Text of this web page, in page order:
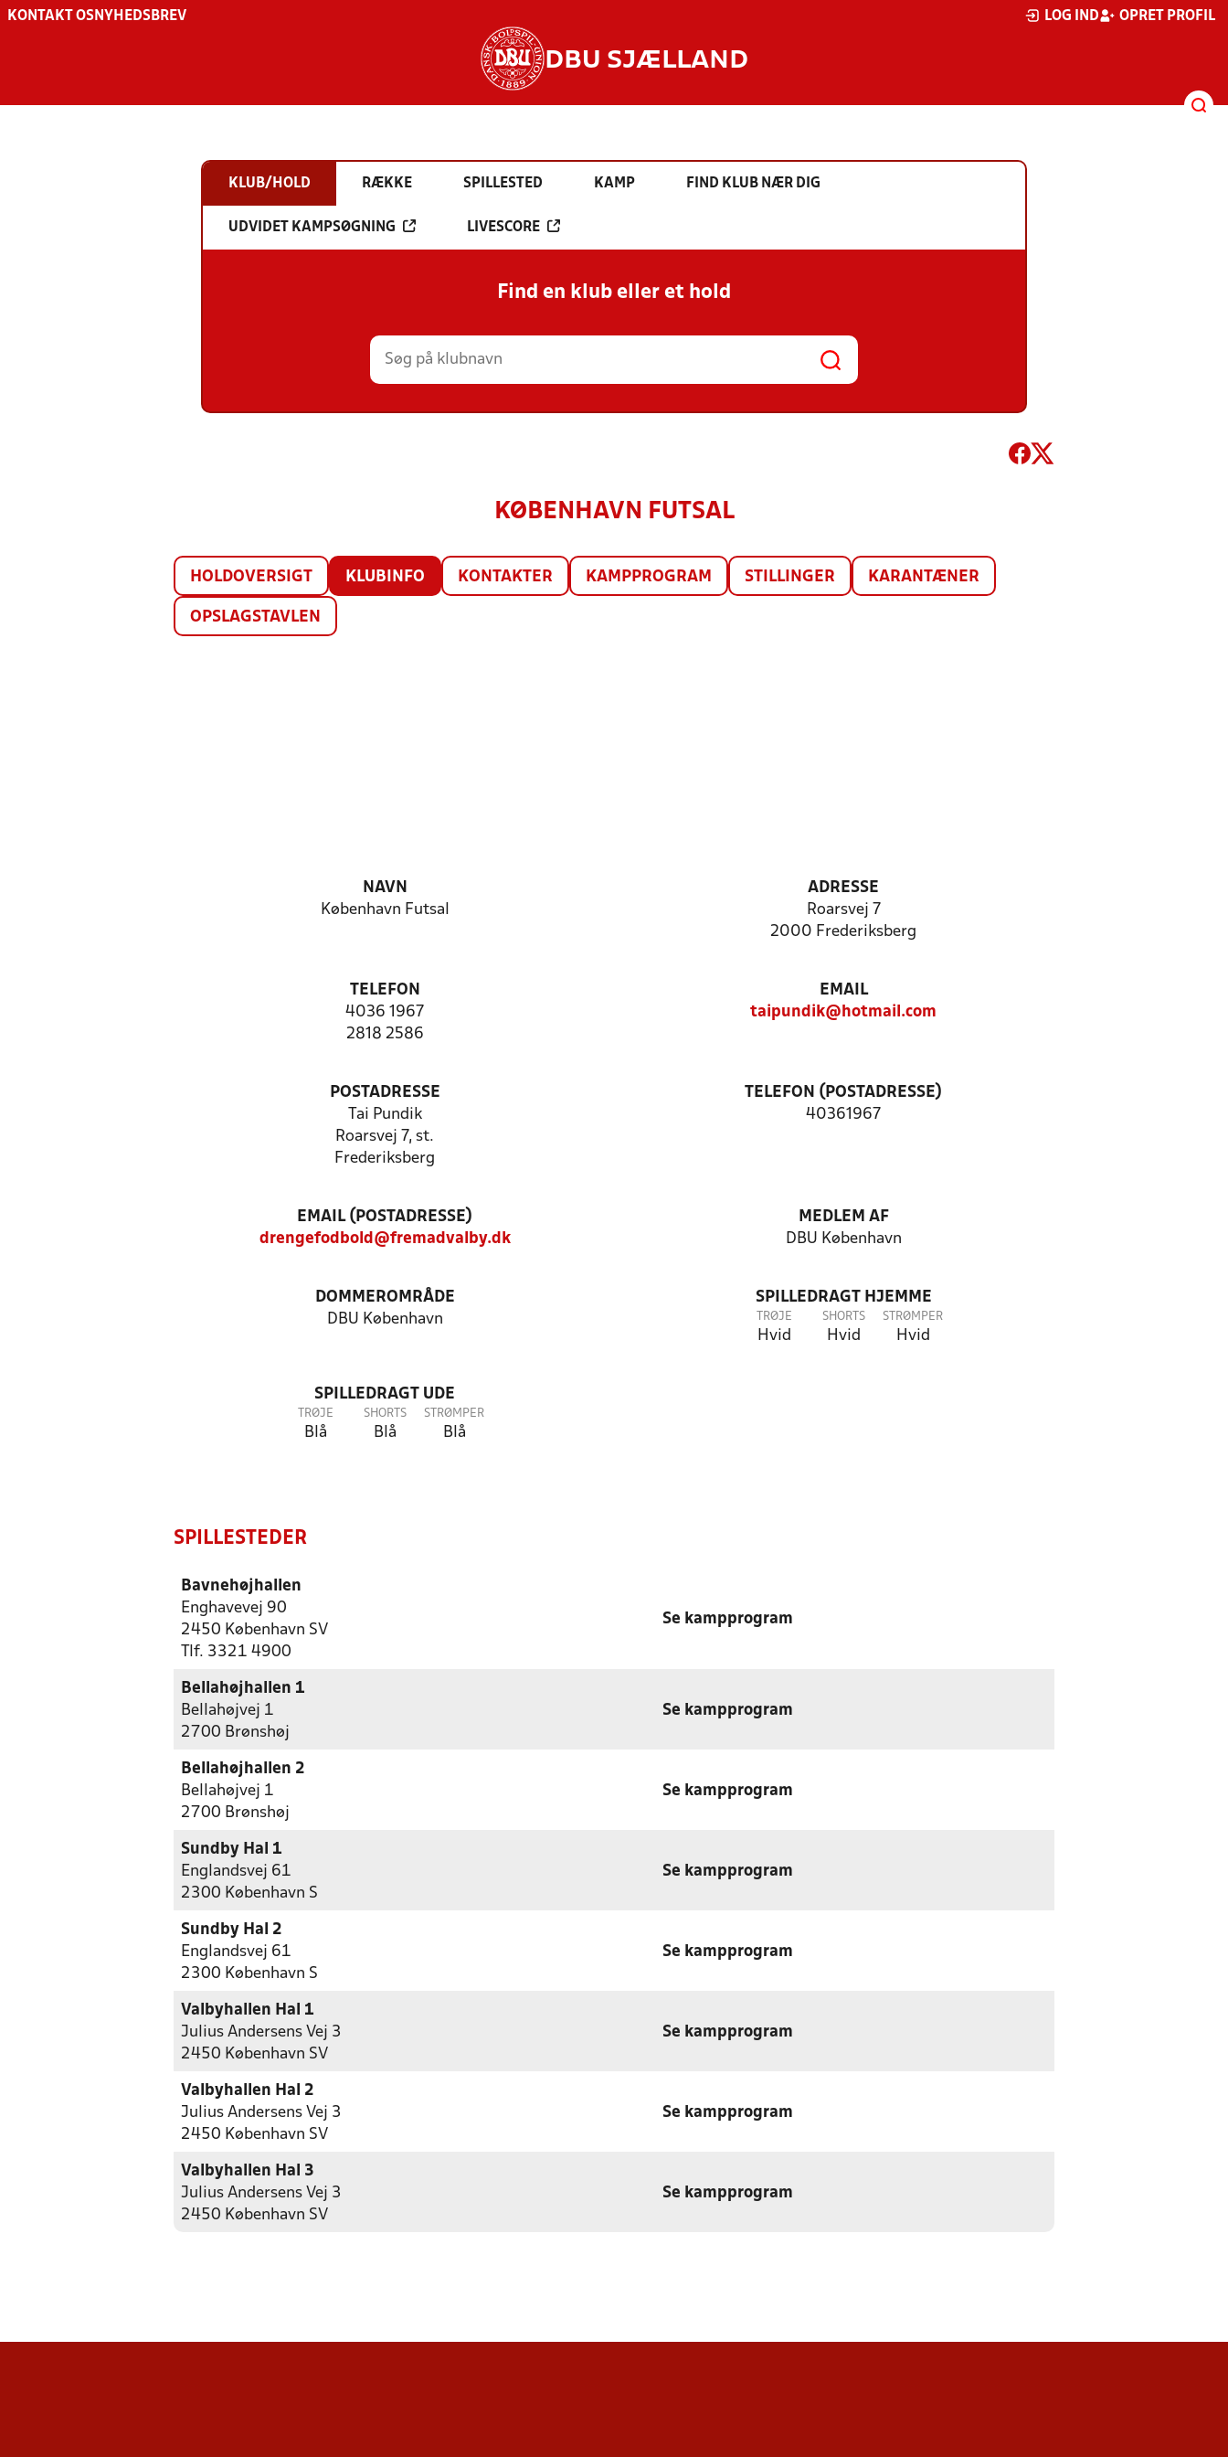
KONTAKT OS NYHEDSBREV LOG IND OPRET PROFIL
DBU SJÆLLAND
KLUB/HOLD RÆKKE SPILLESTED KAMP FIND KLUB NÆR DIG
UDVIDET KAMPSØGNING LIVESCORE
Find en klub eller et hold
KØBENHAVN FUTSAL
HOLDOVERSIGT KLUBINFO KONTAKTER KAMPPROGRAM STILLINGER KARANTÆNER
OPSLAGSTAVLEN
NAVN
København Futsal
ADRESSE
Roarsvej 7
2000 Frederiksberg
TELEFON
4036 1967
2818 2586
EMAIL
taipundik@hotmail.com
POSTADRESSE
Tai Pundik
Roarsvej 7, st.
Frederiksberg
TELEFON (POSTADRESSE)
40361967
EMAIL (POSTADRESSE)
drengefodbold@fremadvalby.dk
MEDLEM AF
DBU København
DOMMEROMRÅDE
DBU København
SPILLEDRAGT HJEMME
TRØJE
Hvid
SHORTS
Hvid
STRØMPER
Hvid
SPILLEDRAGT UDE
TRØJE
Blå
SHORTS
Blå
STRØMPER
Blå
SPILLESTEDER
Bavnehøjhallen
Enghavevej 90
2450 København SV
Tlf. 3321 4900
Se kampprogram
Bellahøjhallen 1
Bellahøjvej 1
2700 Brønshøj
Se kampprogram
Bellahøjhallen 2
Bellahøjvej 1
2700 Brønshøj
Se kampprogram
Sundby Hal 1
Englandsvej 61
2300 København S
Se kampprogram
Sundby Hal 2
Englandsvej 61
2300 København S
Se kampprogram
Valbyhallen Hal 1
Julius Andersens Vej 3
2450 København SV
Se kampprogram
Valbyhallen Hal 2
Julius Andersens Vej 3
2450 København SV
Se kampprogram
Valbyhallen Hal 3
Julius Andersens Vej 3
2450 København SV
Se kampprogram